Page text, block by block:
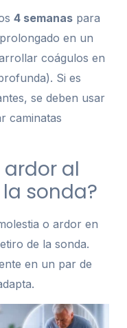
4 semanas para
en un
coágulos en
Si es
se deben usar
caminatas
ardor al
sonda?
o ardor en
de la sonda.
en un par de